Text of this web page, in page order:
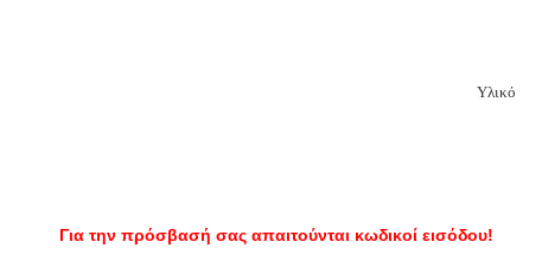
Υλικό
Για την πρόσβασή σας απαιτούνται κωδικοί εισόδου!